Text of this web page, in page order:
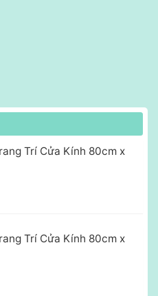
Trí Cửa Kính 80cm x
Trí Cửa Kính 80cm x